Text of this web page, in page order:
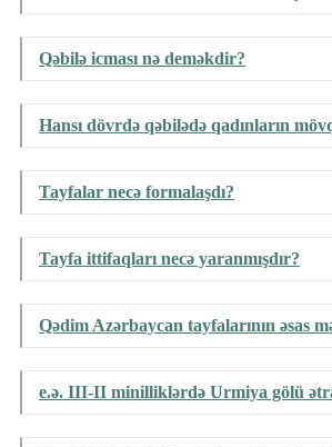
Qəbilə icması nə deməkdir?
Hansı dövrdə qəbilədə qadınların
Tayfalar necə formalaşdı?
Tayfa ittifaqları necə yaranmışdır?
Qədim Azərbaycan tayfalarının əsas
e.ə. III-II minilliklərdə Urmiya gölü